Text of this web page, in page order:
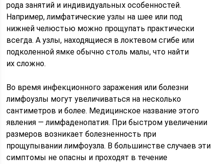
рода занятий и индивидуальных особенностей.
Например, лимфатические узлы на шее или под
нижней челюстью можно прощупать практически
всегда. А узлы, находящиеся в локтевом сгибе или
подколенной ямке обычно столь малы, что найти
их сложно.
Во время инфекционного заражения или болезни
лимфоузлы могут увеличиваться на несколько
сантиметров и более. Медицинское название этого
явления — лимфаденопатия. При быстром увеличении
размеров возникает болезненность при
прощупывании лимфоузла. В большинстве случаев эти
симптомы не опасны и проходят в течение